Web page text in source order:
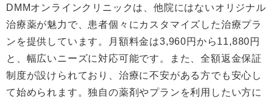
DMMオンラインクリニックは、他院にはないオリジナル
治療薬が魅力で、患者個々にカスタマイズした治療プラ
ンを提供しています。月額料金は3,960円から11,880円
と、幅広いニーズに対応可能です。また、全額返金保証
制度が設けられており、治療に不安がある方でも安心し
て始められます。独自の薬剤やプランを利用したい方に